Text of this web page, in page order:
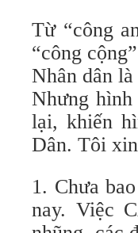
Từ “công
“công
Nhân dân
Nhưng
lại, khiến
Dân. Tôi
1. Chưa
nay. Việc